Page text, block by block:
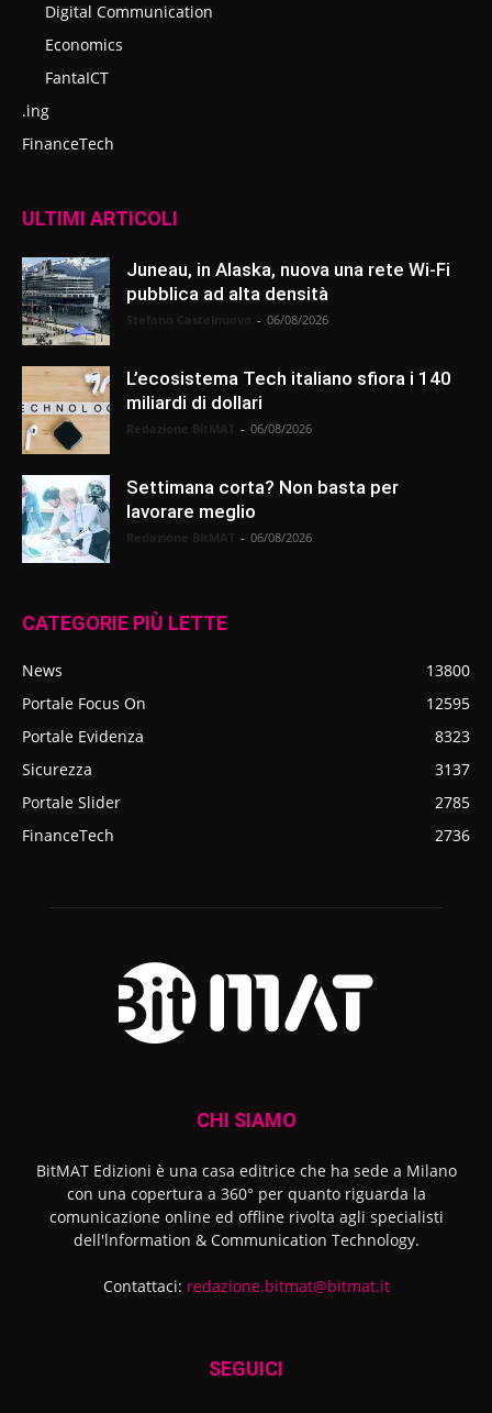
Digital Communication
Economics
FantaICT
.ing
FinanceTech
ULTIMI ARTICOLI
Juneau, in Alaska, nuova una rete Wi-Fi
pubblica ad alta densità
- 06/08/2026
L’ecosistema Tech italiano sfiora i 140
miliardi di dollari
- 06/08/2026
Settimana corta? Non basta per
lavorare meglio
- 06/08/2026
CATEGORIE PIÙ LETTE
News
13800
Portale Focus On
12595
Portale Evidenza
8323
Sicurezza
3137
Portale Slider
2785
FinanceTech
2736
CHI SIAMO
BitMAT Edizioni è una casa editrice che ha sede a Milano
con una copertura a 360° per quanto riguarda la
comunicazione online ed offline rivolta agli specialisti
dell'lnformation & Communication Technology.
Contattaci: redazione.bitmat@bitmat.it
SEGUICI